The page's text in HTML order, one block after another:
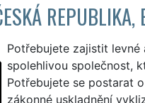
REPUBLIKA,
Potřebujete zajistit levné
spolehlivou společnost,
Potřebujete se postarat
zákonné uskladnění